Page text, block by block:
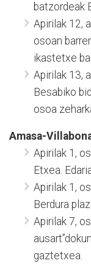
batzordeak
Apirilak 12,
osoan
ikastetxe
Apirilak 13,
Besabiko
osoa
Amasa-
Apirilak 1,
Etxea.
Apirilak 1,
Berdura
Apirilak 7,
gaztetxea.